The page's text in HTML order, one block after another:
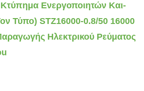
Κτύπημα Ενεργοποιητών Και-
Τύπο) STZ16000-0.8/50 16000
Ηλεκτρικού Ρεύματος